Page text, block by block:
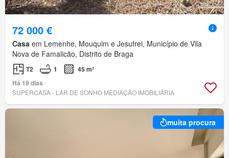
72 000 €
Casa em Lemenhe, Mouquim e Jesufrei, Município de Vila
Nova de Famalicão, Distrito de Braga
T2 1
45 m²
Há 19 dias
SUPERCASA - LAR DE SONHO MEDIAÇÃO IMOBILIÁRIA
muita procura